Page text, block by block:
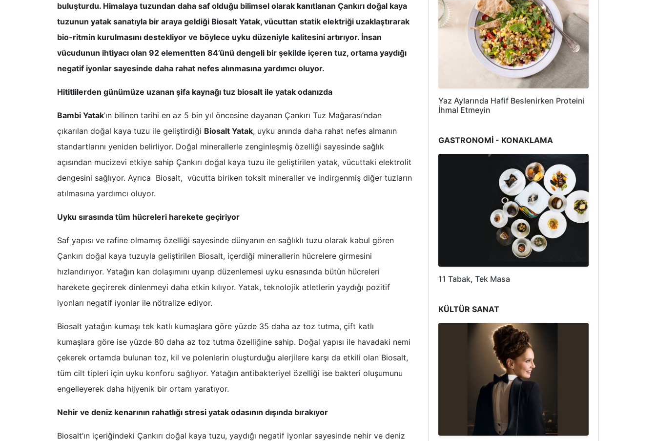
buluşturdu. Himalaya tuzundan daha saf olduğu bilimsel olarak kanıtlanan Çankırı doğal kaya
tuzunun yatak sanatıyla bir araya geldiği Biosalt Yatak, vücuttan statik elektriği uzaklaştırarak
bio-ritmin kurulmasını destekliyor ve böylece uyku düzeniyle kalitesini artırıyor. İnsan
vücudunun ihtiyacı olan 92 elementten 84’ünü dengeli bir şekilde içeren tuz, ortama yaydığı
negatif iyonlar sayesinde daha rahat nefes alınmasına yardımcı oluyor.
Hititlilerden günümüze uzanan şifa kaynağı tuz biosalt ile yatak odanızda
Bambi Yatak’ın bilinen tarihi en az 5 bin yıl öncesine dayanan Çankırı Tuz Mağarası’ndan
çıkarılan doğal kaya tuzu ile geliştirdiği Biosalt Yatak, uyku anında daha rahat nefes almanın
standartlarını yeniden belirliyor. Doğal minerallerle zenginleşmiş özelliği sayesinde sağlık
açısından mucizevi etkiye sahip Çankırı doğal kaya tuzu ile geliştirilen yatak, vücuttaki elektrolit
dengesini sağlıyor. Ayrıca Biosalt, vücutta biriken toksit mineraller ve indirgenmiş diğer tuzların
atılmasına yardımcı oluyor.
Uyku sırasında tüm hücreleri harekete geçiriyor
Saf yapısı ve rafine olmamış özelliği sayesinde dünyanın en sağlıklı tuzu olarak kabul gören
Çankırı doğal kaya tuzuyla geliştirilen Biosalt, içerdiği minerallerin hücrelere girmesini
hızlandırıyor. Yatağın kan dolaşımını uyarıp düzenlemesi uyku esnasında bütün hücreleri
harekete geçirerek dinlenmeyi daha etkin kılıyor. Yatak, teknolojik atletlerin yaydığı pozitif
iyonları negatif iyonlar ile nötralize ediyor.
Biosalt yatağın kumaşı tek katlı kumaşlara göre yüzde 35 daha az toz tutma, çift katlı
kumaşlara göre ise yüzde 80 daha az toz tutma özelliğine sahip. Doğal yapısı ile havadaki nemi
çekerek ortamda bulunan toz, kil ve polenlerin oluşturduğu alerjilere karşı da etkili olan Biosalt,
tüm cilt tipleri için uyku konforu sağlıyor. Yatağın antibakteriyel özelliği ise bakteri oluşumunu
engelleyerek daha hijyenik bir ortam yaratıyor.
Nehir ve deniz kenarının rahatlığı stresi yatak odasının dışında bırakıyor
Biosalt’ın içeriğindeki Çankırı doğal kaya tuzu, yaydığı negatif iyonlar sayesinde nehir ve deniz
Yaz Aylarında Hafif Beslenirken Proteini
İhmal Etmeyin
GASTRONOMİ - KONAKLAMA
11 Tabak, Tek Masa
KÜLTÜR SANAT